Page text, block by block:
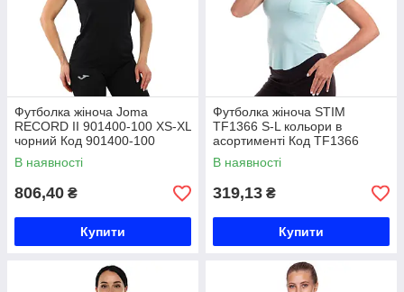
Футболка жіноча Joma
RECORD II 901400-100 XS-XL
чорний Код 901400-100
В наявності
806,40 ₴
Купити
Футболка жіноча STIM
TF1366 S-L кольори в
асортименті Код TF1366
В наявності
319,13 ₴
Купити